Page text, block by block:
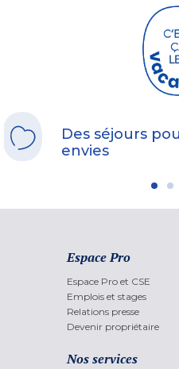
Des séjours
envies
Espace Pro
Espace Pro et CSE
Emplois et stages
Relations presse
Devenir propriétaire
Nos services